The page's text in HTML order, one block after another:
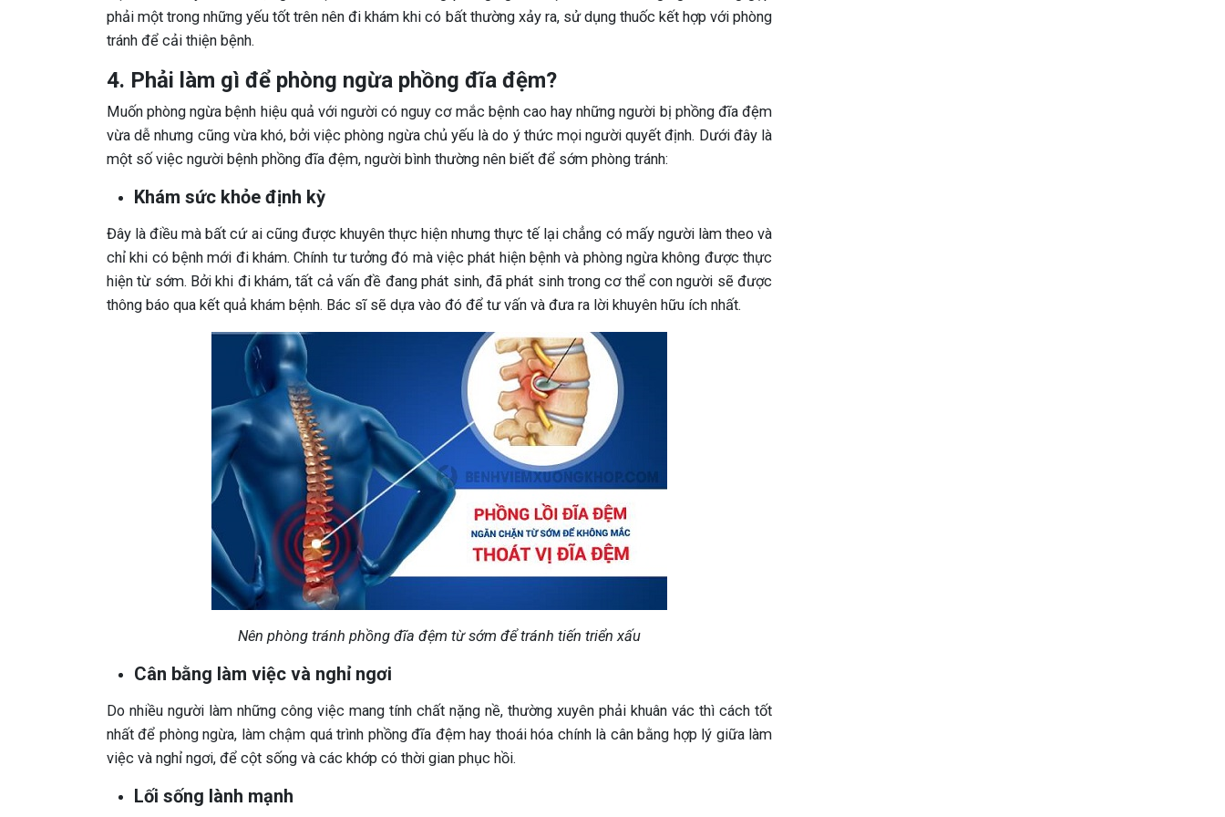
phải một trong những yếu tốt trên nên đi khám khi có bất thường xảy ra, sử dụng thuốc kết hợp với phòng
tránh để cải thiện bệnh.
4. Phải làm gì để phòng ngừa phồng đĩa đệm?
Muốn phòng ngừa bệnh hiệu quả với người có nguy cơ mắc bệnh cao hay những người bị phồng đĩa đệm
vừa dễ nhưng cũng vừa khó, bởi việc phòng ngừa chủ yếu là do ý thức mọi người quyết định. Dưới đây là
một số việc người bệnh phồng đĩa đệm, người bình thường nên biết để sớm phòng tránh:
Khám sức khỏe định kỳ
Đây là điều mà bất cứ ai cũng được khuyên thực hiện nhưng thực tế lại chẳng có mấy người làm theo và
chỉ khi có bệnh mới đi khám. Chính tư tưởng đó mà việc phát hiện bệnh và phòng ngừa không được thực
hiện từ sớm. Bởi khi đi khám, tất cả vấn đề đang phát sinh, đã phát sinh trong cơ thể con người sẽ được
thông báo qua kết quả khám bệnh. Bác sĩ sẽ dựa vào đó để tư vấn và đưa ra lời khuyên hữu ích nhất.
Nên phòng tránh phồng đĩa đệm từ sớm để tránh tiến triển xấu
Cân bằng làm việc và nghỉ ngơi
Do nhiều người làm những công việc mang tính chất nặng nề, thường xuyên phải khuân vác thì cách tốt
nhất để phòng ngừa, làm chậm quá trình phồng đĩa đệm hay thoái hóa chính là cân bằng hợp lý giữa làm
việc và nghỉ ngơi, để cột sống và các khớp có thời gian phục hồi.
Lối sống lành mạnh